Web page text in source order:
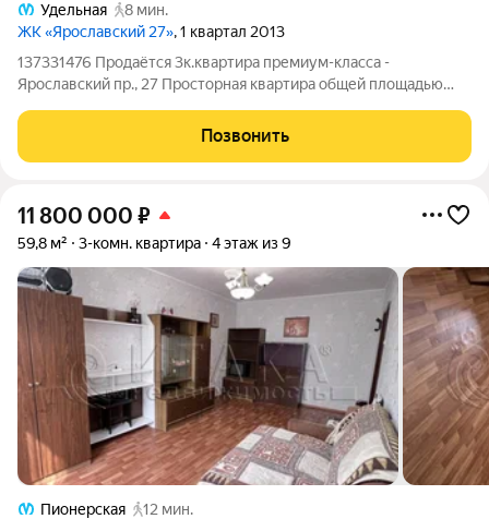
Удельная
8 мин.
ЖК «Ярославский 27», 1 квартал 2013
137331476 Продаётся 3к.квартира премиум-класса -
Ярославский пр., 27 Просторная квартира общей площадью
изолированными комнатами обеспечивает удобное
распределение пространства: приватные
Позвонить
11 800 000 ₽
59,8 м² 3-комн. квартира 4 этаж из 9
Пионерская
12 мин.